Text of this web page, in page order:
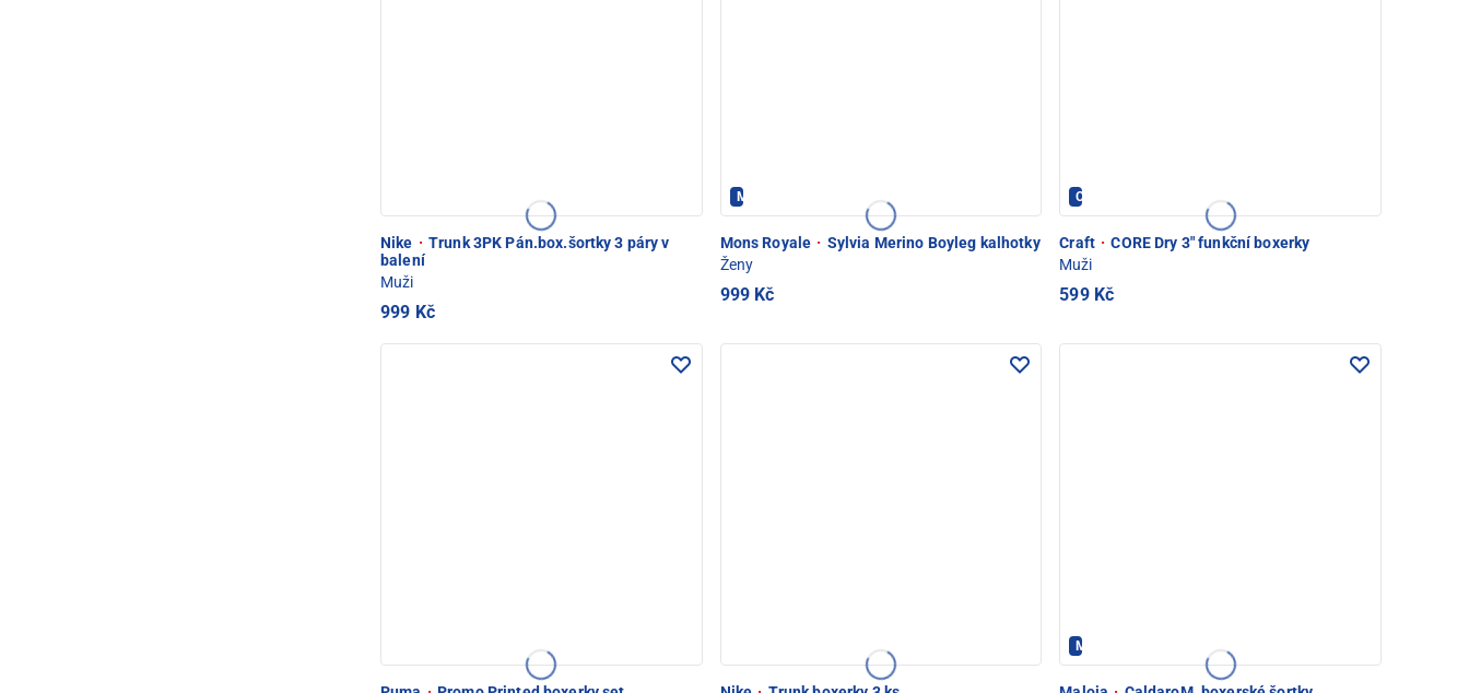
Nike · Trunk 3PK Pán.box.šortky 3 páry v
balení
Muži
999 Kč
Mons Royale - PEC POD SNĚŽKOU
Mons Royale · Sylvia Merino Boyleg kalhotky
Ženy
999 Kč
CRAFT - PEC POD SNĚŽKOU
Craft · CORE Dry 3" funkční boxerky
Muži
599 Kč
Maloja - PEC POD SNĚŽKOU